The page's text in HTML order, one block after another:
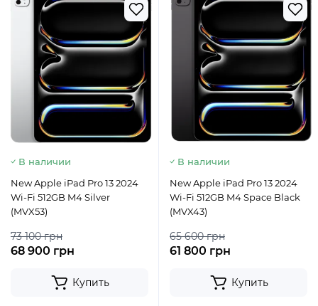
В наличии
New Apple iPad Pro 13 2024
Wi-Fi 512GB M4 Silver
(MVX53)
73 100 грн
68 900 грн
Купить
В наличии
New Apple iPad Pro 13 2024
Wi-Fi 512GB M4 Space Black
(MVX43)
65 600 грн
61 800 грн
Купить